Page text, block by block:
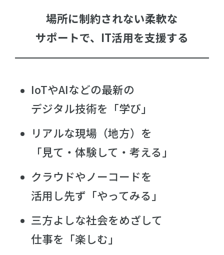
場所に制約されない柔軟な
サポートで、IT活用を支援する
IoTやAIなどの最新の
デジタル技術を「学び」
リアルな現場（地方）を
「見て・体験して・考える」
クラウドやノーコードを
活用し先ず「やってみる」
三方よしな社会をめざして
仕事を「楽しむ」